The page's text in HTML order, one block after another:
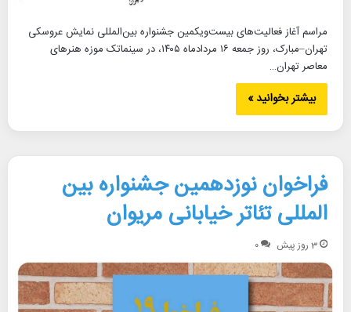
مراسم آغاز فعالیت‌های بیست‌ویکمین جشنواره بین‌المللی نمایش عروسکی
تهران–مبارک، روز جمعه ۱۶ مردادماه ۱۴۰۵، در سینماتک موزه هنرهای
معاصر تهران…
بیشتر بخوانید »
فراخوان نوزدهمین جشنواره بین
المللی تئاتر خیابانی مریوان
3 روز پیش ۰